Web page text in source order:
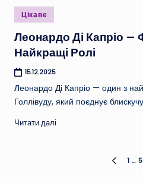
Опубліковано
у
Цікаве
Леонардо Ді Капріо —
Найкращі Ролі
15.12.2025
Леонардо Ді Капріо — один з
Голлівуду, який поєднує
Читати далі
1 … 5